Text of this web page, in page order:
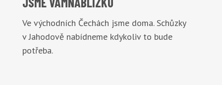
Ve východních Čechách jsme doma. Schůzky
v Jahodově nabídneme kdykoliv to bude
potřeba.